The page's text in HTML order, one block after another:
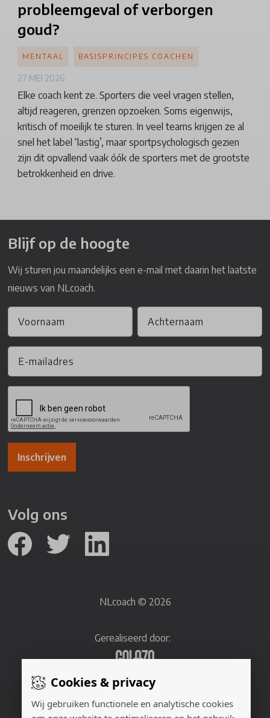
Cookies & privacy
Wij gebruiken functionele en analytische cookies
probleemgeval of verborgen
goud?
Elke coach kent ze. Sporters die veel vragen stellen,
altijd reageren, grenzen opzoeken. Soms eigenwijs,
kritisch of moeilijk te sturen. In veel teams krijgen ze al
snel het label ‘lastig’, maar sportpsychologisch gezien
zijn dit opvallend vaak óók de sporters met de grootste
betrokkenheid en drive.
MENTAAL BASISPRINCIPES COACHEN
27 MEI 2026
Blijf op de hoogte
Wij sturen jou maandelijks een e-mail met daarin het laatste
nieuws van NLcoach.
Inschrijven
Volg ons
NLcoach © 2026
Gerealiseerd door: